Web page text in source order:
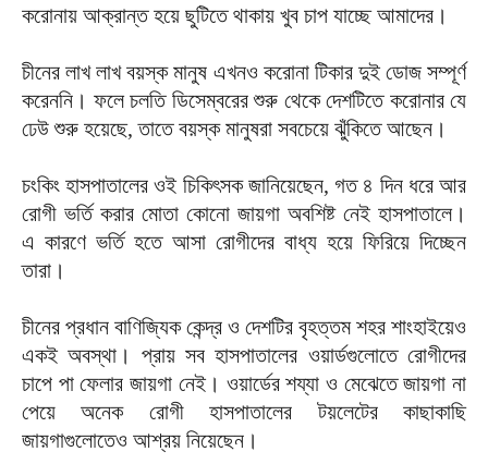
করোনায় আক্রান্ত হয়ে ছুটিতে থাকায় খুব চাপ যাচ্ছে আমাদের।
চীনের লাখ লাখ বয়স্ক মানুষ এখনও করোনা টিকার দুই ডোজ সম্পূর্ণ
করেননি। ফলে চলতি ডিসেম্বরের শুরু থেকে দেশটিতে করোনার যে
ঢেউ শুরু হয়েছে, তাতে বয়স্ক মানুষরা সবচেয়ে ঝুঁকিতে আছেন।
চংকিং ‍হাসপাতালের ওই চিকিৎসক জানিয়েছেন, গত ৪ দিন ধরে আর
রোগী ভর্তি করার মোতা কোনো জায়গা অবশিষ্ট নেই হাসপাতালে।
এ কারণে ভর্তি হতে আসা রোগীদের বাধ্য হয়ে ফিরিয়ে দিচ্ছেন
তারা।
চীনের প্রধান বাণিজ্যিক কেন্দ্র ও দেশটির বৃহত্তম শহর শাংহাইয়েও
একই অবস্থা। প্রায় সব হাসপাতালের ওয়ার্ডগুলোতে রোগীদের
চাপে পা ফেলার জায়গা নেই। ওয়ার্ডের শয্যা ও মেঝেতে জায়গা না
পেয়ে অনেক রোগী হাসপাতালের টয়লেটের কাছাকাছি
জায়গাগুলোতেও আশ্রয় নিয়েছেন।